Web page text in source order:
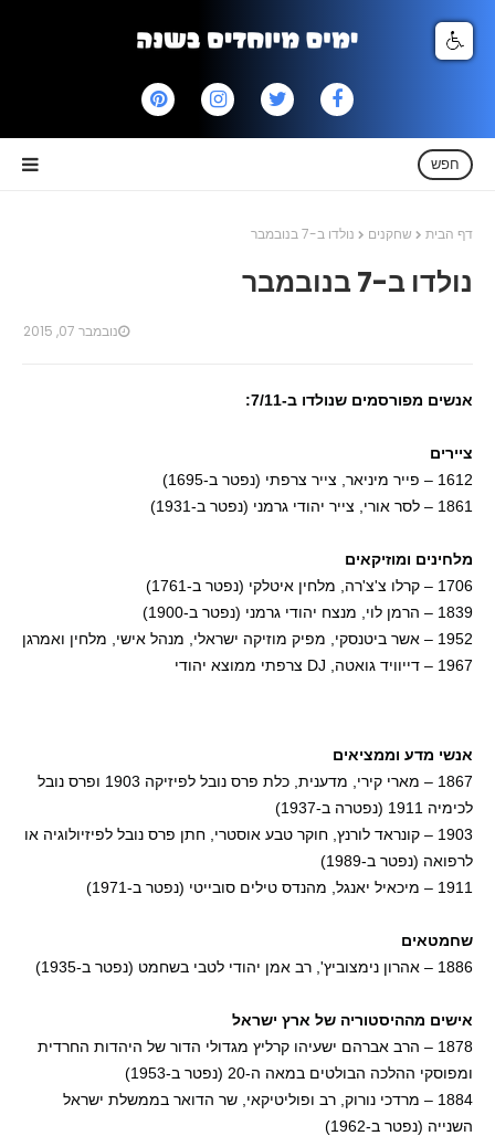
חפש
דף הבית שחקנים נולדו ב-7 בנובמבר
נולדו ב-7 בנובמבר
נובמבר 07, 2015
אנשים מפורסמים שנולדו ב-7/11:
ציירים
1612 – פייר מיניאר, צייר צרפתי (נפטר ב-1695)
1861 – לסר אורי, צייר יהודי גרמני (נפטר ב-1931)
מלחינים ומוזיקאים
1706 – קרלו צ'צ'רה, מלחין איטלקי (נפטר ב-1761)
1839 – הרמן לוי, מנצח יהודי גרמני (נפטר ב-1900)
1952 – אשר ביטנסקי, מפיק מוזיקה ישראלי, מנהל אישי, מלחין ואמרגן
1967 – דייוויד גואטה, DJ צרפתי ממוצא יהודי
אנשי מדע וממציאים
1867 – מארי קירי, מדענית, כלת פרס נובל לפיזיקה 1903 ופרס נובל
לכימיה 1911 (נפטרה ב-1937)
1903 – קונראד לורנץ, חוקר טבע אוסטרי, חתן פרס נובל לפיזיולוגיה או
לרפואה (נפטר ב-1989)
1911 – מיכאיל יאנגל, מהנדס טילים סובייטי (נפטר ב-1971)
שחמטאים
1886 – אהרון נימצוביץ', רב אמן יהודי לטבי בשחמט (נפטר ב-1935)
אישים מההיסטוריה של ארץ ישראל
1878 – הרב אברהם ישעיהו קרליץ מגדולי הדור של היהדות החרדית
ומפוסקי ההלכה הבולטים במאה ה-20 (נפטר ב-1953)
1884 – מרדכי נורוק, רב ופוליטיקאי, שר הדואר בממשלת ישראל
השנייה (נפטר ב-1962)